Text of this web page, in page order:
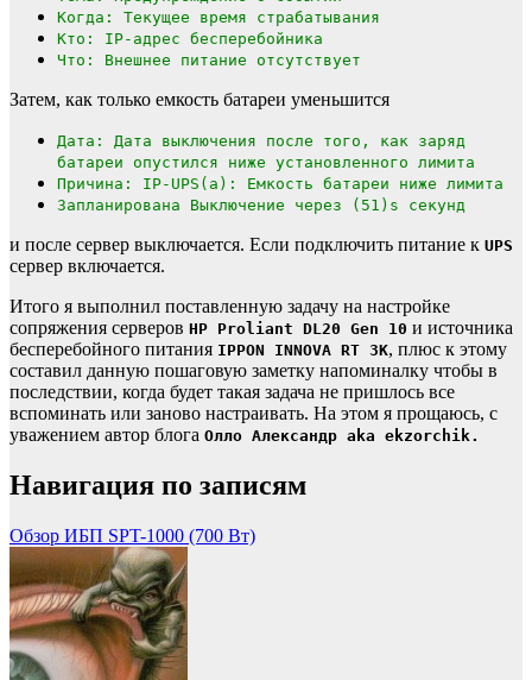
Когда: Текущее время страбатывания
Кто: IP-адрес бесперебойника
Что: Внешнее питание отсутствует
Затем, как только емкость батареи уменьшится
Дата: Дата выключения после того, как заряд
батареи опустился ниже установленного лимита
Причина: IP-UPS(а): Емкость батареи ниже лимита
Запланирована Выключение через (51)s секунд
и после сервер выключается. Если подключить питание к UPS
сервер включается.
Итого я выполнил поставленную задачу на настройке
сопряжения серверов HP Proliant DL20 Gen 10 и источника
бесперебойного питания IPPON INNOVA RT 3K, плюс к этому
составил данную пошаговую заметку напоминалку чтобы в
последствии, когда будет такая задача не пришлось все
вспоминать или заново настраивать. На этом я прощаюсь, с
уважением автор блога Олло Александр aka ekzorchik.
Навигация по записям
Обзор ИБП SPT-1000 (700 Вт)